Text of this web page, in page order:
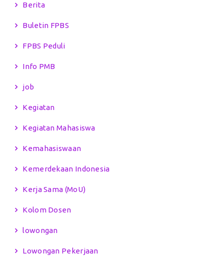
Berita
Buletin FPBS
FPBS Peduli
Info PMB
job
Kegiatan
Kegiatan Mahasiswa
Kemahasiswaan
Kemerdekaan Indonesia
Kerja Sama (MoU)
Kolom Dosen
lowongan
Lowongan Pekerjaan